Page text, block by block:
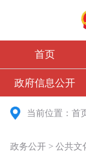
首页
政府信息公开
当前位置：首
政务公开 >公共文